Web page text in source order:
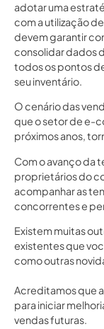
adotar uma
com a utilização de
devem garantir
consolidar dados
todos os pontos
seu inventário.
O cenário das
que o setor de e-
próximos anos,
Com o avanço da
proprietários do
acompanhar as
concorrentes e
Existem muitas
existentes que
como outras
Acreditamos que
para iniciar
vendas futuras.